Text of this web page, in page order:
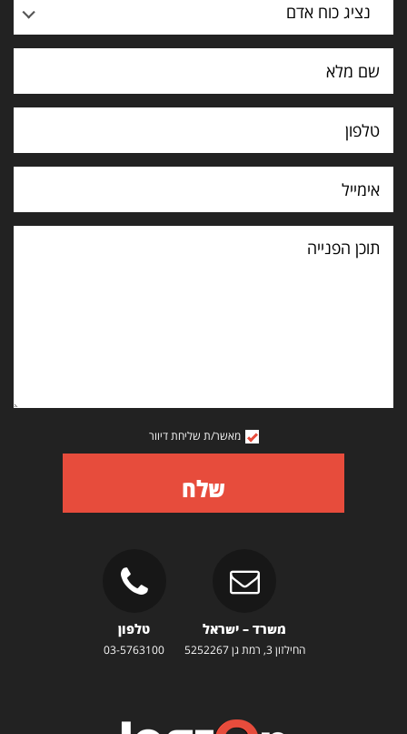
נציג כוח אדם
תוכן
הפנייה
מאשר/ת שליחת דיוור
שלח
משרד – ישראל
החילזון 3, רמת גן 5252267
טלפון
03-5763100